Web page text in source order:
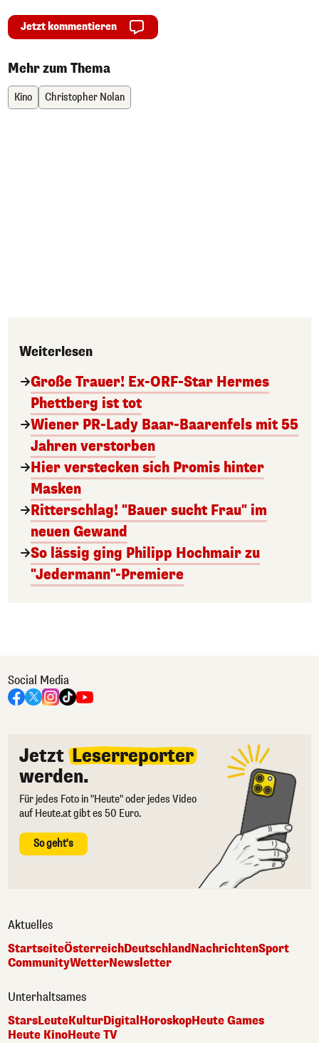
Jetzt kommentieren
Mehr zum Thema
Kino Christopher Nolan
Weiterlesen
Große Trauer! Ex-ORF-Star Hermes
Phettberg ist tot
Wiener PR-Lady Baar-Baarenfels mit 55
Jahren verstorben
Hier verstecken sich Promis hinter
Masken
Ritterschlag! "Bauer sucht Frau" im
neuen Gewand
So lässig ging Philipp Hochmair zu
"Jedermann"-Premiere
Social Media
Jetzt Leserreporter
werden.
Für jedes Foto in "Heute" oder jedes Video
auf Heute.at gibt es 50 Euro.
So geht's
Aktuelles
StartseiteÖsterreichDeutschlandNachrichtenSport
CommunityWetterNewsletter
Unterhaltsames
StarsLeuteKulturDigitalHoroskopHeute Games
Heute KinoHeute TV